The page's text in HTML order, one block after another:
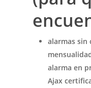
alarmas sin
alarma en
Ajax